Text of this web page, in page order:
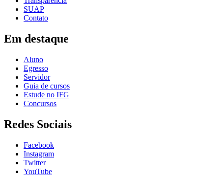
SUAP
Contato
Em destaque
Aluno
Egresso
Servidor
Guia de cursos
Estude no IFG
Concursos
Redes Sociais
Facebook
Instagram
Twitter
YouTube